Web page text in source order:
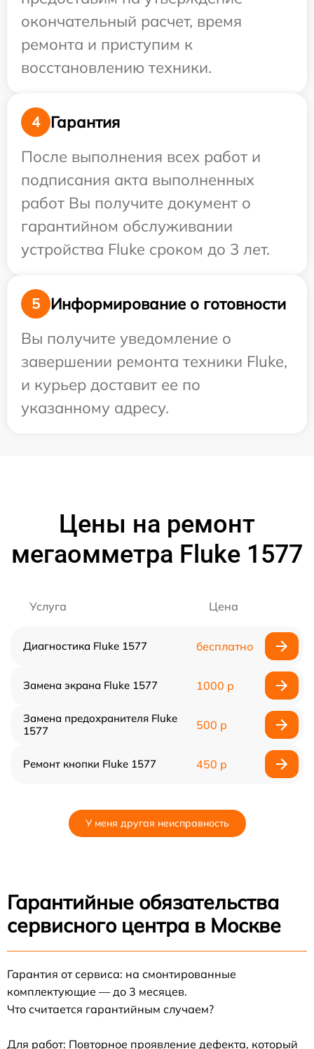
окончательный расчет, время
ремонта и приступим к
восстановлению техники.
4
Гарантия
После выполнения всех работ и
подписания акта выполненных
работ Вы получите документ о
гарантийном обслуживании
устройства Fluke сроком до 3 лет.
5
Информирование о готовности
Вы получите уведомление о
завершении ремонта техники Fluke,
и курьер доставит ее по
указанному адресу.
Цены на ремонт
мегаомметра Fluke 1577
Услуга Цена
Диагностика Fluke 1577 бесплатно
Замена экрана Fluke 1577 1000 р
Замена предохранителя Fluke
1577
500 р
Ремонт кнопки Fluke 1577 450 р
У меня другая неисправность
Гарантийные обязательства
сервисного центра в Москве
Гарантия от сервиса: на смонтированные
комплектующие — до 3 месяцев.
Что считается гарантийным случаем?
Для работ: Повторное проявление дефекта, который